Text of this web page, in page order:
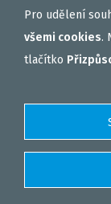
Pro udělení
všemi cookies.
tlačítko